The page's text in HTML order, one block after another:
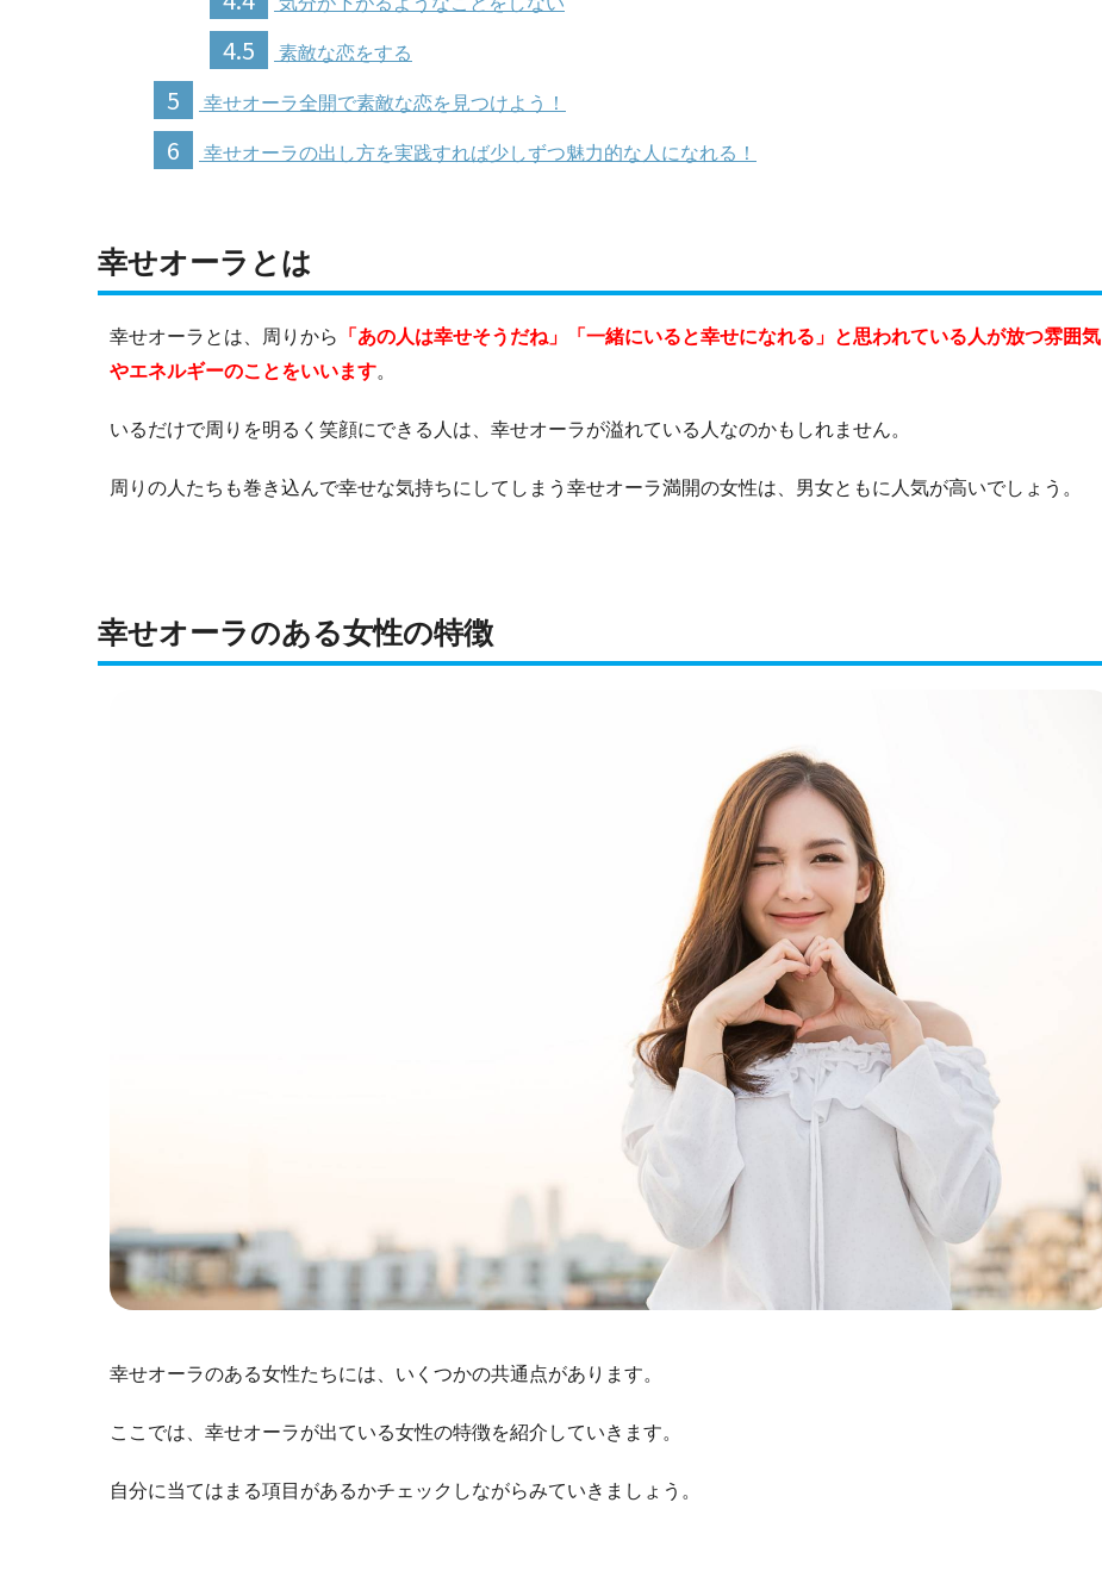
4.5 素敵な恋をする
5 幸せオーラ全開で素敵な恋を見つけよう！
6 幸せオーラの出し方を実践すれば少しずつ魅力的な人になれる！
幸せオーラとは
幸せオーラとは、周りから
「あの人は幸せそうだね」「一緒にいると幸せになれる」と思われている人が放つ雰囲気
やエネルギーのことをいいます。
いるだけで周りを明るく笑顔にできる人は、幸せオーラが溢れている人なのかもしれません。
周りの人たちも巻き込んで幸せな気持ちにしてしまう幸せオーラ満開の女性は、男女ともに人気が高いでしょう。
幸せオーラのある女性の特徴
幸せオーラのある女性たちには、いくつかの共通点があります。
ここでは、幸せオーラが出ている女性の特徴を紹介していきます。
自分に当てはまる項目があるかチェックしながらみていきましょう。